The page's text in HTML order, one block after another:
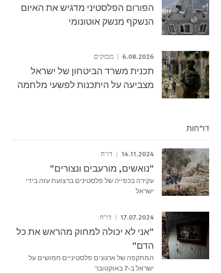
הפורום הפלסטיני מדגיש את האיום
הנשקף מנשק אוטונומי
6.08.2026 מבזקים
תכנית משרד הביטחון של ישראל
מצביעה על היתכנות לפשעי מלחמה
דו"חות
14.11.2024 דו"ח
"נואשים, מורעבים ונצורים"
עקירה בכפייה של פלסטינים ברצועת עזה בידי
ישראל
17.07.2024 דו"ח
"אני לא יכולה למחוק מהראש את כל
הדם"
המתקפה של ארגונים פלסטיניים חמושים על
ישראל ב-7 באוקטובר